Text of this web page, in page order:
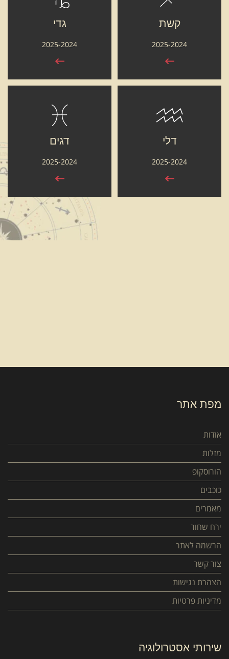
קשת
2025-2024
גדי
2025-2024
דלי
2025-2024
דגים
2025-2024
מפת אתר
אודות
מזלות
הורוסקופ
כוכבים
מאמרים
ירח שחור
הרשמה לאתר
צור קשר
הצהרת נגישות
מדיניות פרטיות
שירותי אסטרולוגיה